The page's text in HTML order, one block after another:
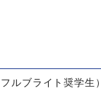
ルブライト奨学生）